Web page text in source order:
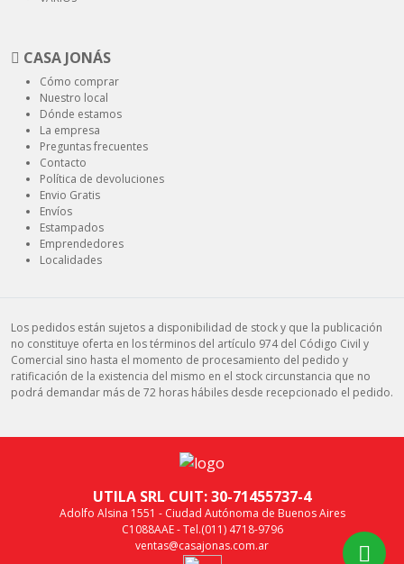
CASA JONÁS
Cómo comprar
Nuestro local
Dónde estamos
La empresa
Preguntas frecuentes
Contacto
Política de devoluciones
Envio Gratis
Envíos
Estampados
Emprendedores
Localidades
Los pedidos están sujetos a disponibilidad de stock y que la publicación
no constituye oferta en los términos del artículo 974 del Código Civil y
Comercial sino hasta el momento de procesamiento del pedido y
ratificación de la existencia del mismo en el stock circunstancia que no
podrá demandar más de 72 horas hábiles desde recepcionado el pedido.
UTILA SRL CUIT: 30-71455737-4
Adolfo Alsina 1551 - Ciudad Autónoma de Buenos Aires
C1088AAE - Tel.(011) 4718-9796
ventas@casajonas.com.ar